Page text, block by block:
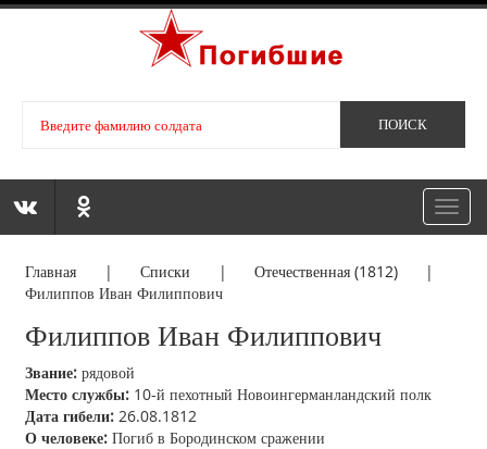
Главная |Списки | Отечественная (1812)|
Филиппов Иван Филиппович
Филиппов Иван Филиппович
Звание: рядовой
Место службы: 10-й пехотный Новоингерманландский полк
Дата гибели: 26.08.1812
О человеке: Погиб в Бородинском сражении